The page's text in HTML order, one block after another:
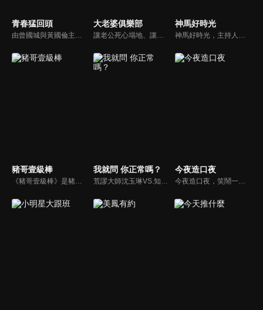
青春猛回頭
由曾國城與黃國倫主持，節目中邀請20位20歲以下青少年組成青春團，另一邊則為年紀相較成熟的藝人來賓為不老團，每集分別就一件青少年必定遇見的事件討論，看兩個不同年代的人們，所擁有的不同看法與立場。帶領讓觀眾一起回到那些年的青春歲月！
大老婆俱樂部
讓老公死心塌地、讓情場浪子甘心變成溫馴乖貓的女人們究竟有什麼驚人法寶？犀利又不失詼諧的訪談功力，加上爆炸性的辛辣話題，是您絕對不能錯過的節目。狄鶯、屈中恆聯手主持談話新節目《大老婆俱樂部》，辣媽狄鶯加上好好先生屈中恆，規劃每集都會邀請名人夫婦來討論現代婚姻的問題。
神馬好時光
神馬好時光，主持人為Lollipop-F的小煜、威廉以及蝴蝶姐姐。節目主打網路人氣正妹，每個神馬正妹各具特色和才藝，都會在節目中演出；節目除了會為觀眾介紹新奇的事物外，也會不定期介紹從未在電視上曝光的正妹，另外也將安排大牌藝人和神馬正妹即興演出，考驗她們的反應能力。
豬哥壹級棒
《豬哥壹級棒》是豬哥亮與苗可麗主持的大型綜藝節目，看秀場天王豬哥亮獨特的豬式詼諧，增添了真性情、真感動，來賓分享自身感人故事，節目笑中帶淚猶如一場真情三溫暖。
我就問 你正常嗎？
荒謬大師沈玉琳VS.知性作家​​于美人，首次聯手主持！雙方展現犀利又幽默的獨特主持風格引爆辛辣話題！
今夜造口夜
今夜造口夜，笑鬧一整夜。以網路自製嘲諷節目走紅、在網路擁有廣大支持群眾和影響力的主播「視網膜」，藉此一揉合綜藝與喜劇之談話性節目，帶觀眾以輕鬆之方式，瞭解時下最熱門、最能引起共鳴的社會議題、現象和人物。 多元的切入角度、最輕鬆易懂的議題剖析、言論尺度不設限！